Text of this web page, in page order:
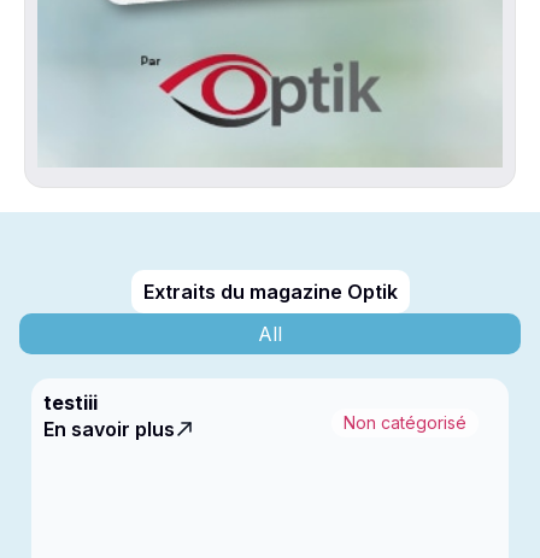
Extraits du magazine Optik
All
testiii
Non catégorisé
En savoir plus